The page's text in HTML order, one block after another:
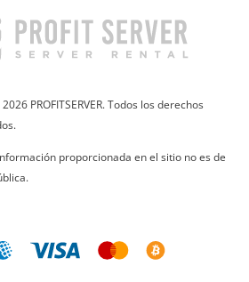
PROFITSERVER. Todos los derechos
proporcionada en el sitio no es de